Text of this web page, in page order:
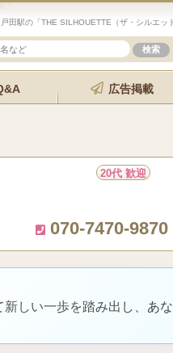
広告掲載
20代 歓迎
070-7470-9870
しい一歩を踏み出し、あな